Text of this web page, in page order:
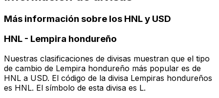
Más información sobre los HNL y USD
HNL - Lempira hondureño
Nuestras clasificaciones de divisas muestran que el tipo
de cambio de Lempira hondureño más popular es de
HNL a USD. El código de la divisa Lempiras hondureños
es HNL. El símbolo de esta divisa es L.